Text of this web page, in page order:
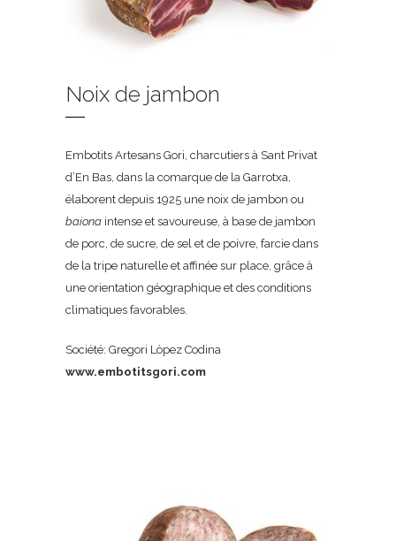
Noix de jambon
Embotits Artesans Gori, charcutiers à Sant Privat
d’En Bas, dans la comarque de la Garrotxa,
élaborent depuis 1925 une noix de jambon ou
baiona intense et savoureuse, à base de jambon
de porc, de sucre, de sel et de poivre, farcie dans
de la tripe naturelle et affinée sur place, grâce à
une orientation géographique et des conditions
climatiques favorables.
Société: Gregori Lòpez Codina
www.embotitsgori.com